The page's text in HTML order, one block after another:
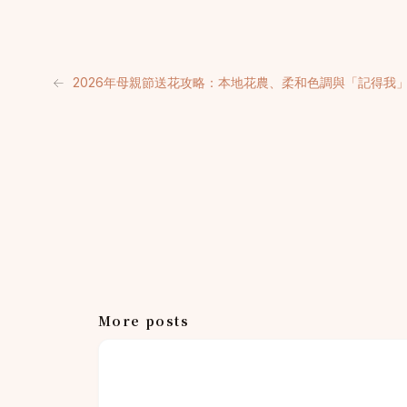
← 2026年母親節送花攻略：本地花農、柔和色調與「記得我
More posts